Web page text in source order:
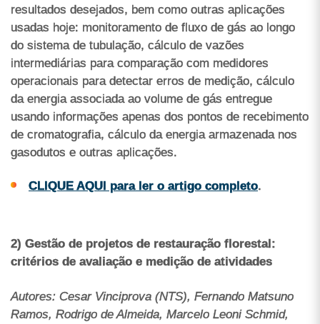
resultados desejados, bem como outras aplicações
usadas hoje: monitoramento de fluxo de gás ao longo
do sistema de tubulação, cálculo de vazões
intermediárias para comparação com medidores
operacionais para detectar erros de medição, cálculo
da energia associada ao volume de gás entregue
usando informações apenas dos pontos de recebimento
de cromatografia, cálculo da energia armazenada nos
gasodutos e outras aplicações.
CLIQUE AQUI para ler o artigo completo.
2) Gestão de projetos de restauração florestal:
critérios de avaliação e medição de atividades
Autores: Cesar Vinciprova (NTS), Fernando Matsuno
Ramos, Rodrigo de Almeida, Marcelo Leoni Schmid,